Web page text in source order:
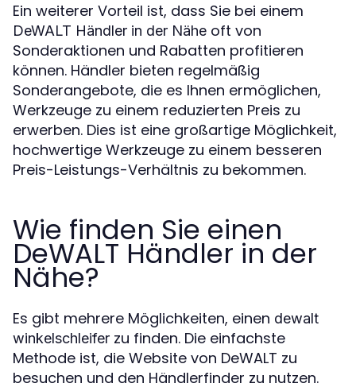
Ein weiterer Vorteil ist, dass Sie bei einem
DeWALT Händler in der Nähe oft von
Sonderaktionen und Rabatten profitieren
können. Händler bieten regelmäßig
Sonderangebote, die es Ihnen ermöglichen,
Werkzeuge zu einem reduzierten Preis zu
erwerben. Dies ist eine großartige Möglichkeit,
hochwertige Werkzeuge zu einem besseren
Preis-Leistungs-Verhältnis zu bekommen.
Wie finden Sie einen
DeWALT Händler in der
Nähe?
Es gibt mehrere Möglichkeiten, einen dewalt
winkelschleifer zu finden. Die einfachste
Methode ist, die Website von DeWALT zu
besuchen und den Händlerfinder zu nutzen.